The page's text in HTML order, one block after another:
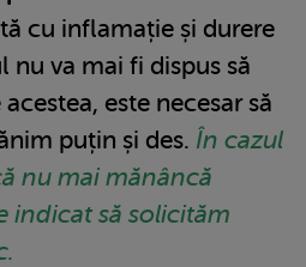
cu inflamație și durere
nu va mai fi dispus să
este necesar să
puțin și des. În cazul
nu mai mănâncă
indicat să solicităm